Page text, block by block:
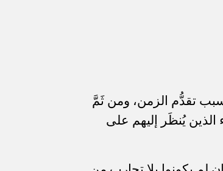
تقدُّم الزمن، ومن ثَمَّ
الذين يُنظَر إليهم على